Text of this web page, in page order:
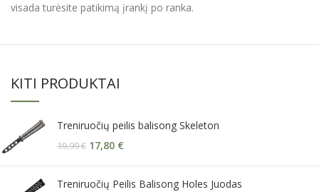
visada turėsite patikimą įrankį po ranka.
KITI PRODUKTAI
Treniruočių peilis balisong Skeleton
19,99€ 17,80 €
Treniruočių Peilis Balisong Holes Juodas